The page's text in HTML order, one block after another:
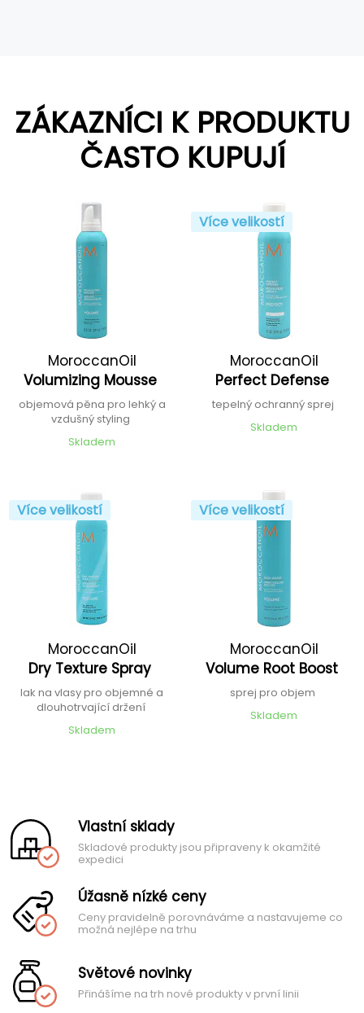
ZÁKAZNÍCI K PRODUKTU
ČASTO KUPUJÍ
MoroccanOil
Volumizing Mousse
objemová pěna pro lehký a
vzdušný styling
Skladem
Více velikostí
MoroccanOil
Perfect Defense
tepelný ochranný sprej
Skladem
Více velikostí
MoroccanOil
Dry Texture Spray
lak na vlasy pro objemné a
dlouhotrvající držení
Skladem
Více velikostí
MoroccanOil
Volume Root Boost
sprej pro objem
Skladem
Vlastní sklady
Skladové produkty jsou připraveny k okamžité
expedici
Úžasně nízké ceny
Ceny pravidelně porovnáváme a nastavujeme co
možná nejlépe na trhu
Světové novinky
Přinášíme na trh nové produkty v první linii